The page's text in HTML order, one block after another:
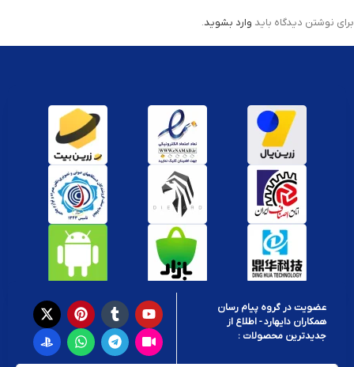
برای نوشتن دیدگاه باید وارد بشوید.
عضویت در گروه پیام رسان
همکاران دایهارد - اطلاع از
جدیدترین محصولات :